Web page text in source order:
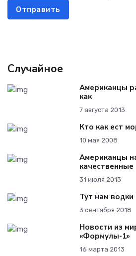
Отправить
Случайное
Американцы
как
7 августа 2013
Кто как ест
10 мая 2008
Американцы
качественные
31 июля 2013
Тут нам водки
3 сентября 2018
Новости из
«Формулы-1»
16 марта 2013